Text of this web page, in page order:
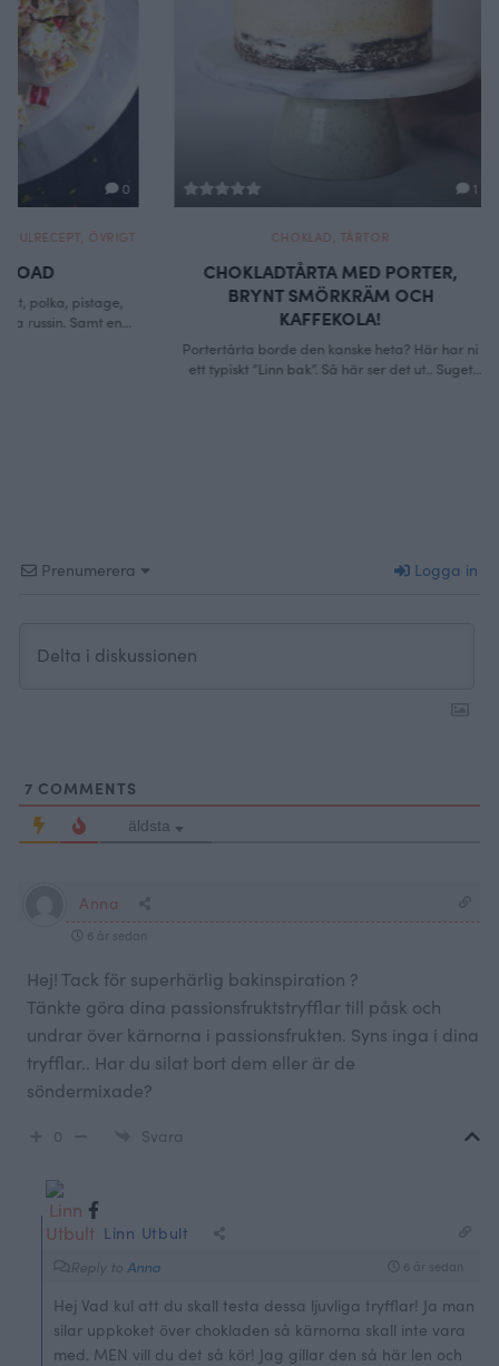
CHOKLAD
CHOKLADTÅRTA MED PORTER,
BRYNT SMÖRKRÄM OCH
Portertårta borde den kanske heta? Här har ni
ett typiskt ”Linn bak”. Så här ser det ut.. Suget
BANOFFEE
Dessert
Prenumerera Logga in
7 COMMENTS
äldsta
Anna
6 år sedan
Hej! Tack för superhärlig bakinspiration ?
Tänkte göra dina passionsfruktstryfflar till påsk och
undrar över kärnorna i passionsfrukten. Syns inga i dina
tryfflar.. Har du silat bort dem eller är de
söndermixade?
0 Svara
Linn Utbult
Reply to Anna 6 år sedan
Hej Vad kul att du skall testa dessa ljuvliga tryfflar! Ja man
silar uppkoket över chokladen så kärnorna skall inte vara
med. MEN vill du det så kör! Jag gillar den så här len och